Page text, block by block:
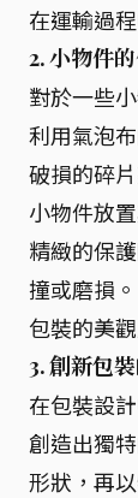
在運輸過
2.小物件
對於一些
利用氣泡
破損的碎
小物件放
精緻的保
撞或磨損
包裝的美觀
3.創新包
在包裝設
創造出獨
形狀，再